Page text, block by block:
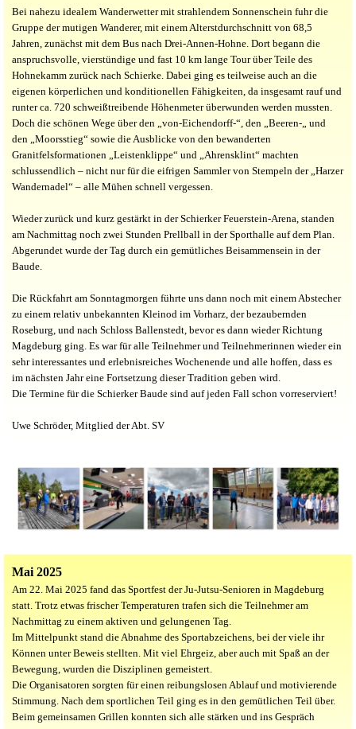
Bei nahezu idealem Wanderwetter mit strahlendem Sonnenschein fuhr die
Gruppe der mutigen Wanderer, mit einem Alterstdurchschnitt von 68,5
Jahren, zunächst mit dem Bus nach Drei-Annen-Hohne. Dort begann die
anspruchsvolle, vierstündige und fast 10 km lange Tour über Teile des
Hohnekamm zurück nach Schierke. Dabei ging es teilweise auch an die
eigenen körperlichen und konditionellen Fähigkeiten, da insgesamt rauf und
runter ca. 720 schweißtreibende Höhenmeter überwunden werden mussten.
Doch die schönen Wege über den „von-Eichendorff-“, den „Beeren-„ und
den „Moorsstieg“ sowie die Ausblicke von den bewanderten
Granitfelsformationen „Leistenklippe“ und „Ahrensklint“ machten
schlussendlich – nicht nur für die eifrigen Sammler von Stempeln der „Harzer
Wandernadel“ – alle Mühen schnell vergessen.
Wieder zurück und kurz gestärkt in der Schierker Feuerstein-Arena, standen
am Nachmittag noch zwei Stunden Prellball in der Sporthalle auf dem Plan.
Abgerundet wurde der Tag durch ein gemütliches Beisammensein in der
Baude.
Die Rückfahrt am Sonntagmorgen führte uns dann noch mit einem Abstecher
zu einem relativ unbekannten Kleinod im Vorharz, der bezaubernden
Roseburg, und nach Schloss Ballenstedt, bevor es dann wieder Richtung
Magdeburg ging. Es war für alle Teilnehmer und Teilnehmerinnen wieder ein
sehr interessantes und erlebnisreiches Wochenende und alle hoffen, dass es
im nächsten Jahr eine Fortsetzung dieser Tradition geben wird.
Die Termine für die Schierker Baude sind auf jeden Fall schon vorreserviert!
Uwe Schröder, Mitglied der Abt. SV
Mai 2025
Am 22. Mai 2025 fand das Sportfest der Ju-Jutsu-Senioren in Magdeburg
statt. Trotz etwas frischer Temperaturen trafen sich die Teilnehmer am
Nachmittag zu einem aktiven und gelungenen Tag.
Im Mittelpunkt stand die Abnahme des Sportabzeichens, bei der viele ihr
Können unter Beweis stellten. Mit viel Ehrgeiz, aber auch mit Spaß an der
Bewegung, wurden die Disziplinen gemeistert.
Die Organisatoren sorgten für einen reibungslosen Ablauf und motivierende
Stimmung. Nach dem sportlichen Teil ging es in den gemütlichen Teil über.
Beim gemeinsamen Grillen konnten sich alle stärken und ins Gespräch